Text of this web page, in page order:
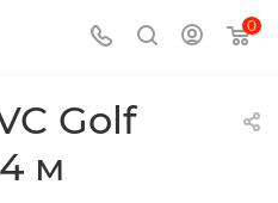
0
Golf
м